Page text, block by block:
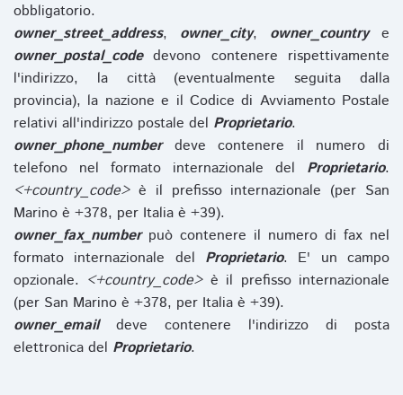
obbligatorio.
owner_street_address, owner_city, owner_countrye
owner_postal_codedevono contenere rispettivamente
l'indirizzo, la città (eventualmente seguita dalla
provincia), la nazione e il Codice di Avviamento Postale
relativi all'indirizzo postale del Proprietario.
owner_phone_numberdeve contenere il numero di
telefono nel formato internazionale del Proprietario.
<+country_code>è il prefisso internazionale (per San
Marino è +378, per Italia è +39).
owner_fax_numberpuò contenere il numero di fax nel
formato internazionale del Proprietario. E' un campo
opzionale. <+country_code>è il prefisso internazionale
(per San Marino è +378, per Italia è +39).
owner_emaildeve contenere l'indirizzo di posta
elettronica del Proprietario.